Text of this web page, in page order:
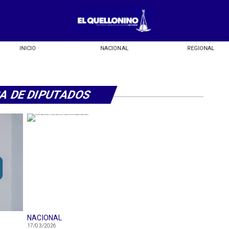
INICIO NACIONAL REGIONAL
NACIONAL
17/03/2026
DE DIPUTADOS